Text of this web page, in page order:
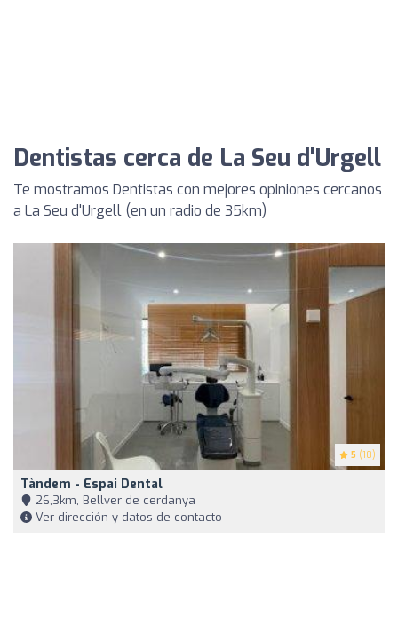
Dentistas cerca de La Seu d'Urgell
Te mostramos Dentistas con mejores opiniones cercanos
a La Seu d'Urgell (en un radio de 35km)
5 (10)
Tàndem - Espai Dental
26,3km, Bellver de cerdanya
Ver dirección y datos de contacto